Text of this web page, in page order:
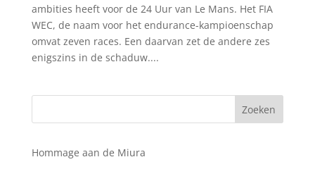
ambities heeft voor de 24 Uur van Le Mans. Het FIA
WEC, de naam voor het endurance-kampioenschap
omvat zeven races. Een daarvan zet de andere zes
enigszins in de schaduw....
Hommage aan de Miura